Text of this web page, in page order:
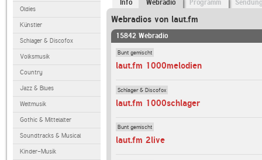
Oldies
Künstler
Schlager & Discofox
Volksmusik
Country
Jazz & Blues
Weltmusik
Gothic & Mittelalter
Soundtracks & Musical
Kinder-Musik
Info Webradio Programm
Webradios von laut.fm
15842 Webradio
Bunt gemischt
laut.fm 1000melodien
Schlager & Discofox
laut.fm 1000schlager
Bunt gemischt
laut.fm 2live